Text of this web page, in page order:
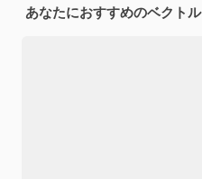
あなたにおすすめのベクトル